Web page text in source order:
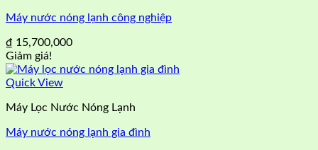
Máy nước nóng lạnh công nghiệp
₫ 15,700,000
Giảm giá!
Quick View
Máy Lọc Nước Nóng Lạnh
Máy nước nóng lạnh gia đình